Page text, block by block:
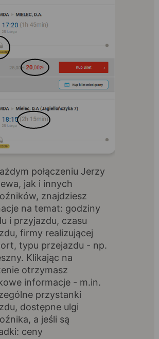
połączeniu Jerzy
jak i innych
znajdziesz
na temat: godziny
i przyjazdu, czasu
firmy realizującej
typu przejazdu - np.
Klikając na
otrzymasz
informacje - m.in.
przystanki
dostępne ulgi
a jeśli są
ceny